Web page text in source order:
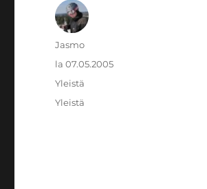
Kirjoittaja
Jasmo
Julkaistu
la 07.05.2005
Kategoriat
Yleistä
Avainsanat
Yleistä